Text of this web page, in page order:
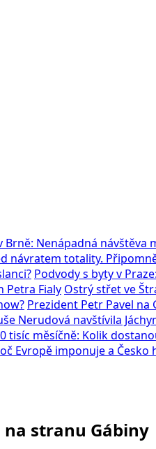
Brně: Nenápadná návštěva
návratem totality.
Podvody s byty v
Petra Fialy Ostrý střet ve
Prezident Petr Pavel na
Nerudová navštívila
tisíc měsíčně: Kolik
Evropě imponuje a Česko
stranu Gábiny